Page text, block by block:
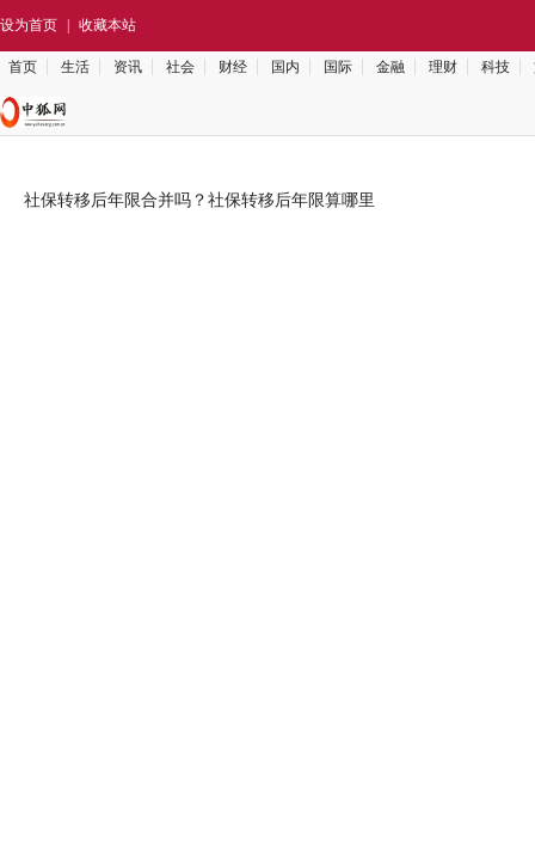
设为首页 收藏本站
首页 生活 资讯 社会 财经 国内 国际 金融 理财 科技
社保转移后年限合并吗？社保转移后年限算哪里